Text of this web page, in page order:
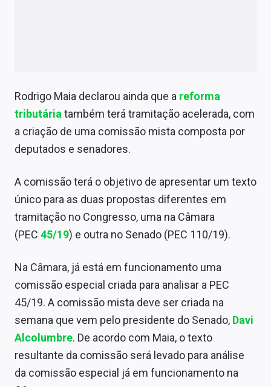
Rodrigo Maia declarou ainda que a reforma
tributária também terá tramitação acelerada, com
a criação de uma comissão mista composta por
deputados e senadores.
A comissão terá o objetivo de apresentar um texto
único para as duas propostas diferentes em
tramitação no Congresso, uma na Câmara
(PEC 45/19) e outra no Senado (PEC 110/19).
Na Câmara, já está em funcionamento uma
comissão especial criada para analisar a PEC
45/19. A comissão mista deve ser criada na
semana que vem pelo presidente do Senado, Davi
Alcolumbre. De acordo com Maia, o texto
resultante da comissão será levado para análise
da comissão especial já em funcionamento na